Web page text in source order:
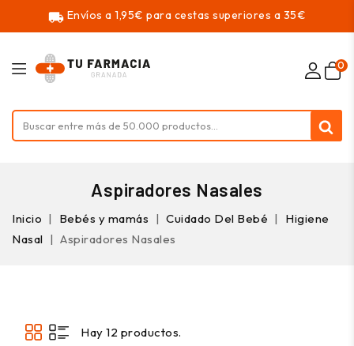
local_shipping Envíos a 1,95€ para cestas superiores a 35€
0
Aspiradores Nasales
Inicio Bebés y mamás Cuidado Del Bebé
Higiene
Nasal
Aspiradores Nasales
Hay 12 productos.